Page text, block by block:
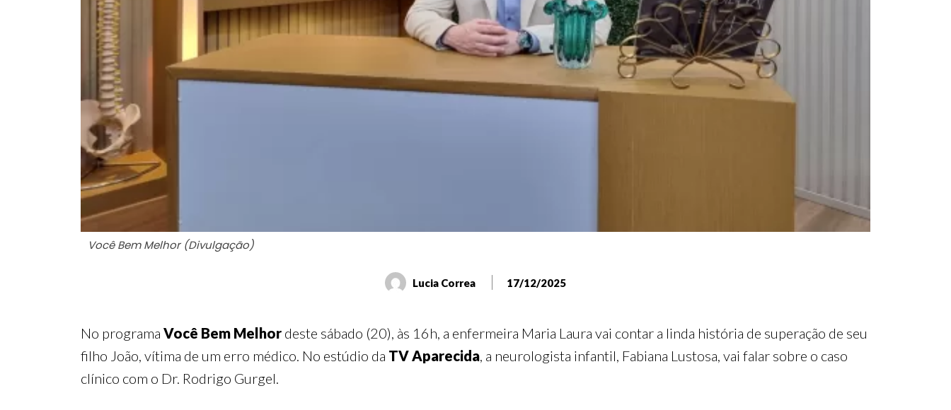
Você Bem Melhor (Divulgação)
Lucia Correa 17/12/2025
No programa Você Bem Melhor deste sábado (20), às 16h, a enfermeira Maria Laura vai contar a linda história de superação de seu
filho João, vítima de um erro médico. No estúdio da TV Aparecida, a neurologista infantil, Fabiana Lustosa, vai falar sobre o caso
clínico com o Dr. Rodrigo Gurgel.